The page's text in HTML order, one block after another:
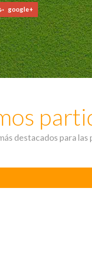
google+
destacados para las